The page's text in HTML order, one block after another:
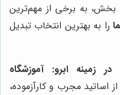
بخش، به برخی از مهم‌ترین
را به بهترین انتخاب تبدیل
زمینه ابرو: آموزشگاه
از اساتید مجرب و کارآزموده،